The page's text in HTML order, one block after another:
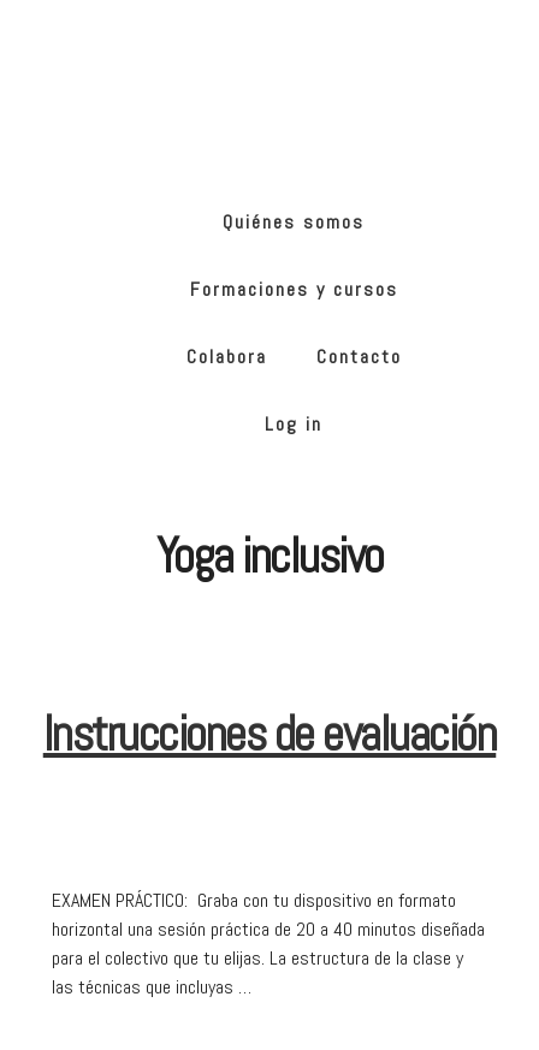
Quiénes somos
Formaciones y cursos
Colabora Contacto
Log in
Yoga inclusivo
Instrucciones de evaluación
EXAMEN PRÁCTICO: Graba con tu dispositivo en formato
horizontal una sesión práctica de 20 a 40 minutos diseñada
para el colectivo que tu elijas. La estructura de la clase y
las técnicas que incluyas …